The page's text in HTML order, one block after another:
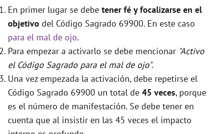
En primer lugar se debe tener fé y focalizarse en el
objetivo del Código Sagrado 69900. En este caso
para el mal de ojo.
Para empezar a activarlo se debe mencionar "Activo
el Código Sagrado para el mal de ojo".
Una vez empezada la activación, debe repetirse el
Código Sagrado 69900 un total de 45 veces, porque
es el número de manifestación. Se debe tener en
cuenta que al insistir en las 45 veces el impacto